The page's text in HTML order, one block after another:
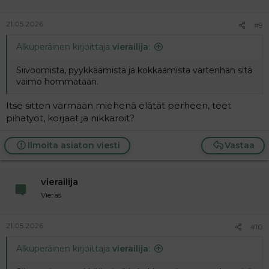
21.05.2026 #9
Alkuperäinen kirjoittaja vierailija:
Siivoomista, pyykkäämistä ja kokkaamista vartenhan sitä
vaimo hommataan.
Itse sitten varmaan miehenä elätät perheen, teet
pihatyöt, korjaat ja nikkaroit?
Vastaa
Ilmoita asiaton viesti
vierailija
Vieras
21.05.2026 #10
Alkuperäinen kirjoittaja vierailija: